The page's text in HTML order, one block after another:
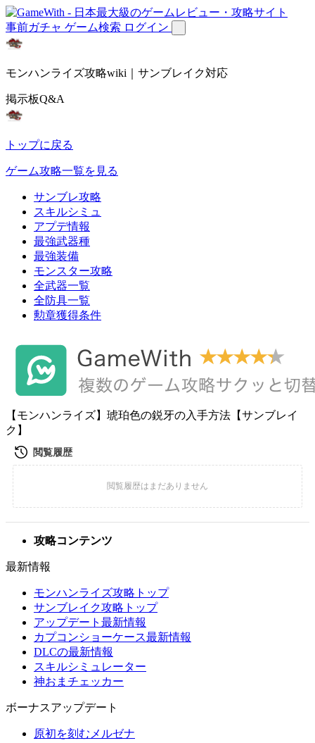
事前ガチャ ゲーム検索 ログイン
モンハンライズ攻略wiki｜サンブレイク対応
掲示板Q&A
トップに戻る
ゲーム攻略一覧を見る
サンブレ攻略
スキルシミュ
アプデ情報
最強武器種
最強装備
モンスター攻略
全武器一覧
全防具一覧
勲章獲得条件
【モンハンライズ】琥珀色の鋭牙の入手方法【サンブレイ
ク】
攻略コンテンツ
最新情報
モンハンライズ攻略トップ
サンブレイク攻略トップ
アップデート最新情報
カプコンショーケース最新情報
DLCの最新情報
スキルシミュレーター
神おまチェッカー
ボーナスアップデート
原初を刻むメルゼナ